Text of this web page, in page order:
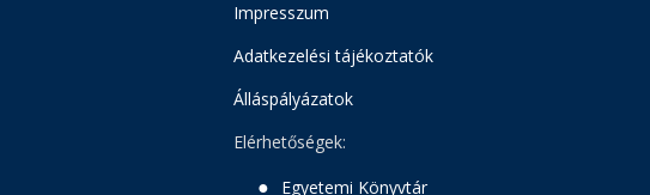
Impresszum
Adatkezelési tájékoztatók
Álláspályázatok
Elérhetőségek:
Egyetemi Könyvtár